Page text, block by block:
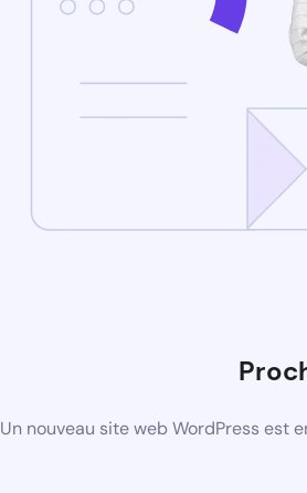
Un nouveau site web WordPress est